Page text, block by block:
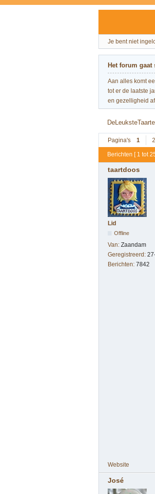
Je bent niet
Het forum gaat
Aan alles komt
tot er de laatste
en gezelligheid
Pagina's 1 2
Berichten [ 1 tot
taartdoos
Lid
Offline
Van: Zaandam
Geregistreerd:
Berichten: 7842
Website
José